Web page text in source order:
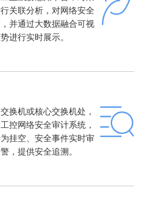
关联分析，对网络安全
并通过大数据融合可视
进行实时展示。
换机或核心交换机处，
控网络安全审计系统，
挂空、安全事件实时审
，提供安全追溯。